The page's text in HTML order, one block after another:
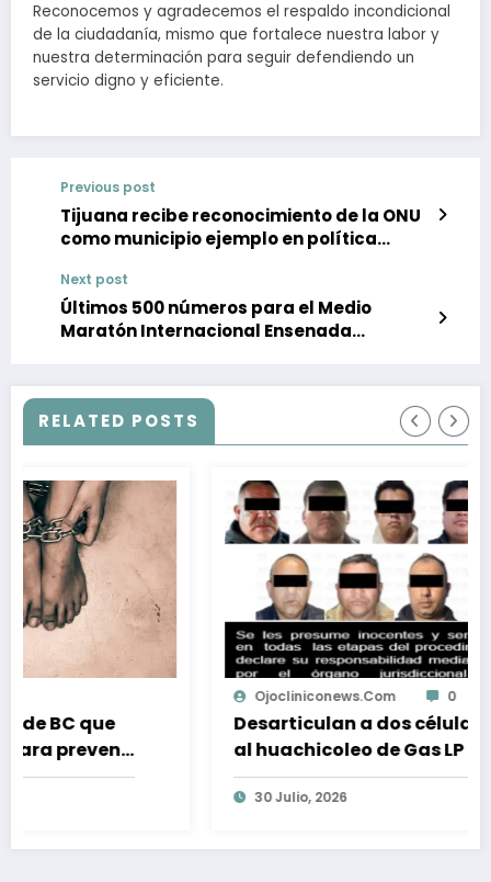
Reconocemos y agradecemos el respaldo incondicional
de la ciudadanía, mismo que fortalece nuestra labor y
nuestra determinación para seguir defendiendo un
servicio digno y eficiente.
Previous post
Tijuana recibe reconocimiento de la ONU
como municipio ejemplo en política
Next post
Últimos 500 números para el Medio
Maratón Internacional Ensenada
RELATED POSTS
Ojocliniconews.com 0
Desarticulan a dos células dedicadas
al huachicoleo de Gas LP en Estado de
México